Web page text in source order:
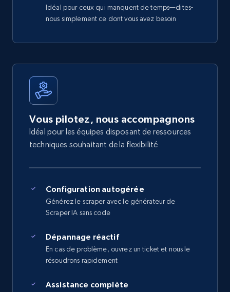
Idéal pour ceux qui manquent de temps—dites-
nous simplement ce dont vous avez besoin
Vous pilotez, nous accompagnons
Idéal pour les équipes disposant de ressources
techniques souhaitant de la flexibilité
Configuration autogérée
Générez le scraper avec le générateur de
Scraper IA sans code
Dépannage réactif
En cas de problème, ouvrez un ticket et nous le
résoudrons rapidement
Assistance complète